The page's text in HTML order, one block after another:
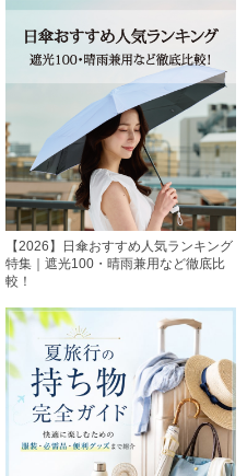
【2026】日傘おすすめ人気ランキング
特集｜遮光100・晴雨兼用など徹底比
較！